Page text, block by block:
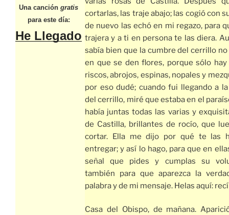
Una canción gratis
para este día:
He Llegado
cortarlas, las traje abajo; las cogió con
de nuevo las echó en mi regazo, para
trajera y a ti en persona te las diera.
sabía bien que la cumbre del cerrillo
en que se den flores, porque sólo hay
riscos, abrojos, espinas, nopales y
por eso dudé; cuando fui llegando a
del cerrillo, miré que estaba en el
había juntas todas las varias y
de Castilla, brillantes de rocío, que
cortar. Ella me dijo por qué te las
entregar; y así lo hago, para que en
señal que pides y cumplas su
también para que aparezca la
palabra y de mi mensaje. Helas aquí:
Casa del Obispo, de mañana.